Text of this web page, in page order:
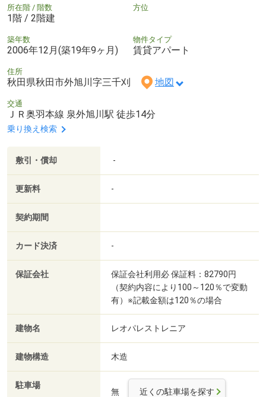
所在階 / 階数
1階 / 2階建
方位
築年数
2006年12月(築19年9ヶ月)
物件タイプ
賃貸アパート
住所
秋田県秋田市外旭川字三千刈 地図
交通
ＪＲ奥羽本線 泉外旭川駅 徒歩14分
乗り換え検索
敷引・償却 -
更新料 -
契約期間
カード決済 -
保証会社
保証会社利用必 保証料：82790円
（契約内容により100～120％で変動
有）※記載金額は120％の場合
建物名 レオパレストレニア
建物構造 木造
駐車場
無 近くの駐車場を探す